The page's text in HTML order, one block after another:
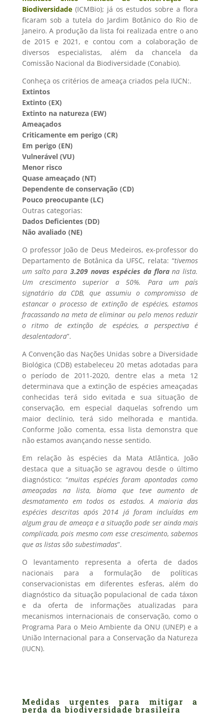
Biodiversidade(ICMBio); já os estudos sobre a flora
ficaram sob a tutela do Jardim Botânico do Rio de
Janeiro. A produção da lista foi realizada entre o ano
de 2015 e 2021, e contou com a colaboração de
diversos especialistas, além da chancela da
Comissão Nacional da Biodiversidade (Conabio).
Conheça os critérios de ameaça criados pela IUCN:.
Extintos
Extinto (EX)
Extinto na natureza (EW)
Ameaçados
Criticamente em perigo (CR)
Em perigo (EN)
Vulnerável (VU)
Menor risco
Quase ameaçado (NT)
Dependente de conservação (CD)
Pouco preocupante (LC)
Outras categorias:
Dados Deficientes (DD)
Não avaliado (NE)
O professor João de Deus Medeiros, ex-professor do
Departamento de Botânica da UFSC, relata: “tivemos
um salto para 3.209 novas espécies da florana lista.
Um crescimento superior a 50%. Para um país
signatário da CDB, que assumiu o compromisso de
estancar o processo de extinção de espécies, estamos
fracassando na meta de eliminar ou pelo menos reduzir
o ritmo de extinção de espécies, a perspectiva é
desalentadora”.
A Convenção das Nações Unidas sobre a Diversidade
Biológica (CDB) estabeleceu 20 metas adotadas para
o período de 2011-2020, dentre elas a meta 12
determinava que a extinção de espécies ameaçadas
conhecidas terá sido evitada e sua situação de
conservação, em especial daquelas sofrendo um
maior declínio, terá sido melhorada e mantida.
Conforme João comenta, essa lista demonstra que
não estamos avançando nesse sentido.
Em relação às espécies da Mata Atlântica, João
destaca que a situação se agravou desde o último
diagnóstico: “muitas espécies foram apontadas como
ameaçadas na lista, bioma que teve aumento de
desmatamento em todos os estados. A maioria das
espécies descritas após 2014 já foram incluídas em
algum grau de ameaça e a situação pode ser ainda mais
complicada, pois mesmo com esse crescimento, sabemos
que as listas são subestimadas”.
O levantamento representa a oferta de dados
nacionais para a formulação de políticas
conservacionistas em diferentes esferas, além do
diagnóstico da situação populacional de cada táxon
e da oferta de informações atualizadas para
mecanismos internacionais de conservação, como o
Programa Para o Meio Ambiente da ONU (UNEP) e a
União Internacional para a Conservação da Natureza
(IUCN).
Medidas urgentes para mitigar a
perda da biodiversidade brasileira